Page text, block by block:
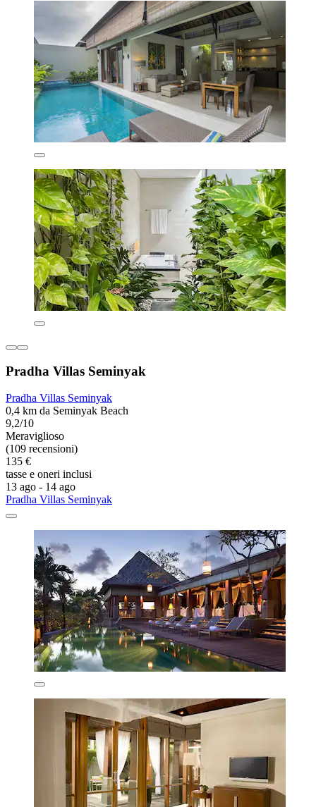
Pradha Villas Seminyak
Pradha Villas Seminyak
0,4 km da Seminyak Beach
9,2/10
Meraviglioso
(109 recensioni)
135 €
tasse e oneri inclusi
13 ago - 14 ago
Pradha Villas Seminyak